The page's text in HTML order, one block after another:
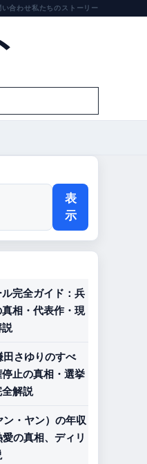
い合わせ私たちのストーリー
表
示
完全ガイド：兵
相・代表作・現
説
田さゆりのすべ
止の真相・選挙
解説
ン・ヤン）の年収
の真相、ディリ